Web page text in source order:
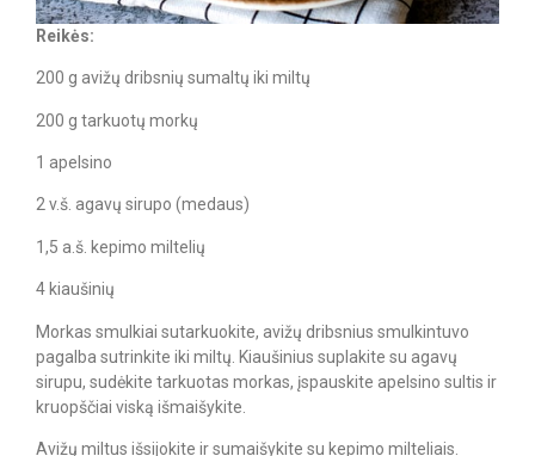
Reikės:
200 g avižų dribsnių sumaltų iki miltų
200 g tarkuotų morkų
1 apelsino
2 v.š. agavų sirupo (medaus)
1,5 a.š. kepimo miltelių
4 kiaušinių
Morkas smulkiai sutarkuokite, avižų dribsnius smulkintuvo
pagalba sutrinkite iki miltų. Kiaušinius suplakite su agavų
sirupu, sudėkite tarkuotas morkas, įspauskite apelsino sultis ir
kruopščiai viską išmaišykite.
Avižų miltus išsijokite ir sumaišykite su kepimo milteliais.